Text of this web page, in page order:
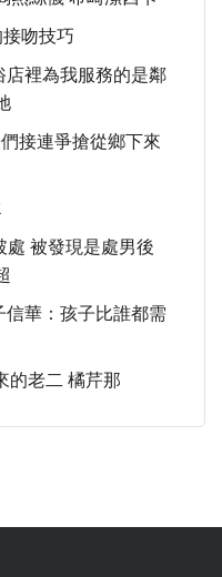
吻技巧
店裡為我服務的是鄰
接連爭搶從鄉下來
處 被發現是處男後
華：孩子比誰都需
的老二 橘芹那